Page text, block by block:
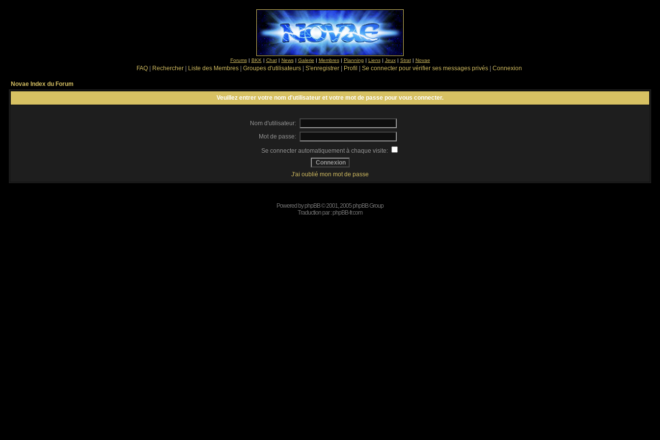
Forums| BKK | Chat| News| Galerie | Membres| Planning | Liens| Jeux| Strat| Novae
FAQ Rechercher Liste des Membres Groupes d'utilisateurs S'enregistrer Profil Se connecter pour vérifier ses messages privés Connexion
Novae Index du Forum
Veuillez entrer votre nom d'utilisateur et votre mot de passe pour vous connecter.
Nom d'utilisateur:
Mot de passe:
Se connecter automatiquement à chaque visite:
J'ai oublié mon mot de passe
Powered byphpBB© 2001, 2005 phpBB Group
Traduction par :phpBB-fr.com